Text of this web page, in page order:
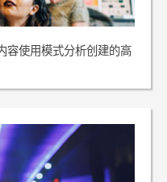
容使用模式分析创建的高